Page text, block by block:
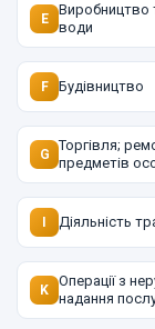
E
Виробництво
води
F Будівництво
G
Торгівля;
предметів
I Діяльність
K
Операції з
надання